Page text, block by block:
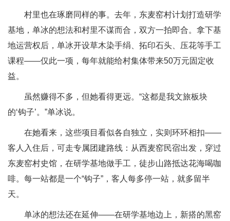
村里也在琢磨同样的事。去年，东麦窑村计划打造研学
基地，单冰的想法和村里不谋而合，双方一拍即合。拿下基
地运营权后，单冰开设草木染手绢、拓印石头、压花等手工
课程——仅此一项，每年就能给村集体带来50万元固定收
益。
虽然赚得不多，但她看得更远。“这都是我文旅板块
的‘钩子’。”单冰说。
在她看来，这些项目看似各自独立，实则环环相扣——
客人入住后，可走专属团建路线：从西麦窑民宿出发，穿过
东麦窑村史馆，在研学基地做手工，徒步山路抵达花海喝咖
啡。每一站都是一个“钩子”，客人每多停一站，就多留半
天。
单冰的想法还在延伸——在研学基地边上，新搭的黑窑